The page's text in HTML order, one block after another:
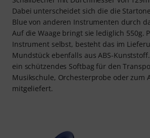
Dabei unterscheidet sich die die
Blue von anderen Instrumenten durch
Auf die Waage bringt sie lediglich 550g.
Instrument selbst, besteht das im
Mundstück ebenfalls aus ABS-
ein schützendes Softbag für den
Musikschule, Orchesterprobe oder zum
mitgeliefert.